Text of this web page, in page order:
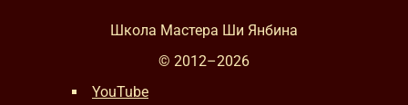
Школа Мастера Ши Янбина
© 2012–2026
YouTube